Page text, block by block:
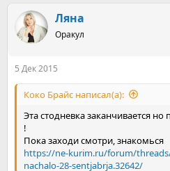
и
Ляна
Оракул
5 Дек 2015
Коко Брайс написал(а):
Эта стодневка заканчивается
!
Пока заходи смотри, знакомься
https://ne-kurim.ru/forum/
nachalo-28-sentjabrja.32642/